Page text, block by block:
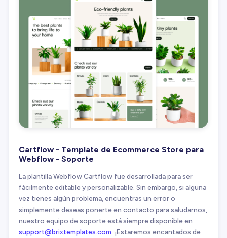
Cartflow - Template de Ecommerce Store para
Webflow - Soporte
La plantilla Webflow Cartflow fue desarrollada para ser
fácilmente editable y personalizable. Sin embargo, si alguna
vez tienes algún problema, encuentras un error o
simplemente deseas ponerte en contacto para saludarnos,
nuestro equipo de soporte está siempre disponible en
support@brixtemplates.com. ¡Estaremos encantados de